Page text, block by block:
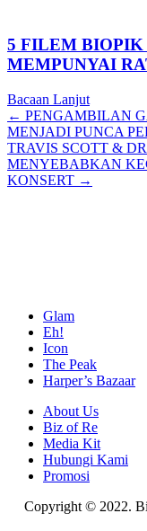
5 FILEM
MEMPUNYAI
Bacaan Lanjut
Posts
navigation
← PENGAMBILAN
MENJADI PUNCA
TRAVIS SCOTT &
MENYEBABKAN
KONSERT →
Glam
Eh!
Icon
The Peak
Harper’s Bazaar
About Us
Biz of Re
Media Kit
Hubungi Kami
Promosi
Copyright © 2022.